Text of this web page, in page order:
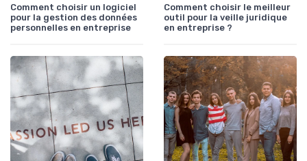
Comment choisir un logiciel
pour la gestion des données
personnelles en entreprise
Comment choisir le meilleur
outil pour la veille juridique
en entreprise ?